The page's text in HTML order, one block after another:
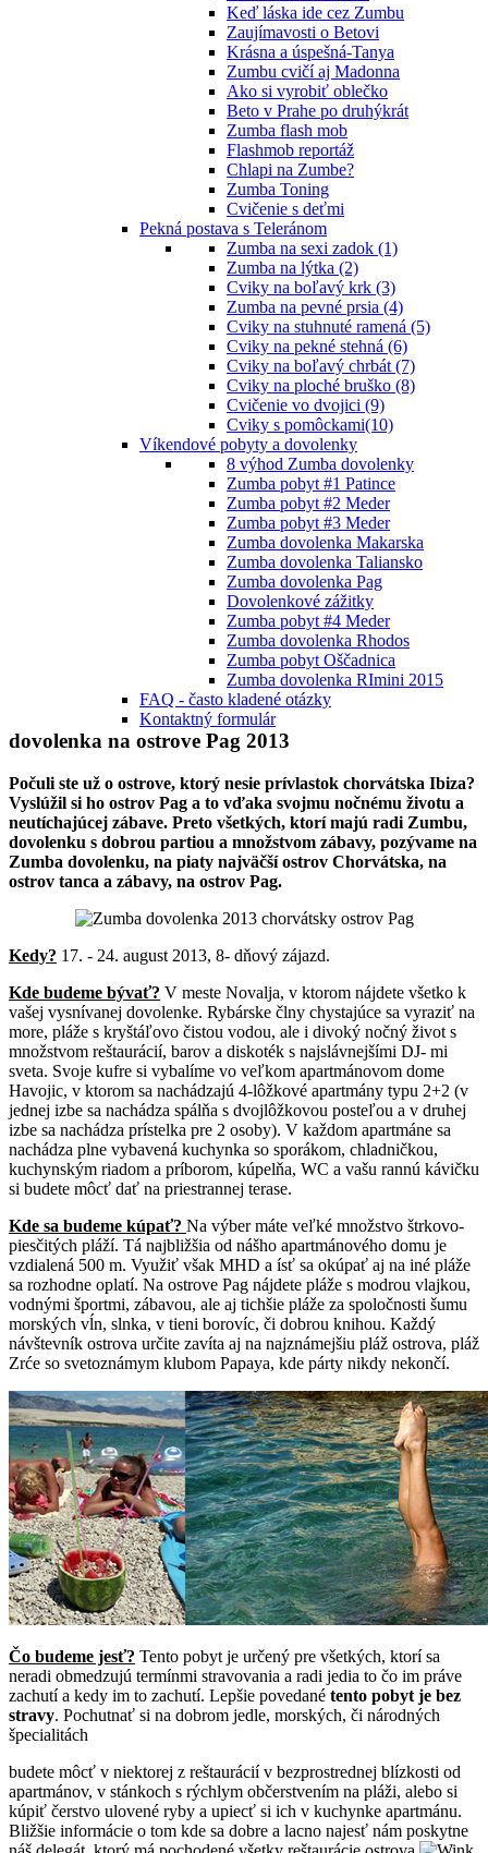
Keď láska ide cez Zumbu
Zaujímavosti o Betovi
Krásna a úspešná-Tanya
Zumbu cvičí aj Madonna
Ako si vyrobiť oblečko
Beto v Prahe po druhýkrát
Zumba flash mob
Flashmob reportáž
Chlapi na Zumbe?
Zumba Toning
Cvičenie s deťmi
Pekná postava s Teleránom
Zumba na sexi zadok (1)
Zumba na lýtka (2)
Cviky na boľavý krk (3)
Zumba na pevné prsia (4)
Cviky na stuhnuté ramená (5)
Cviky na pekné stehná (6)
Cviky na boľavý chrbát (7)
Cviky na ploché bruško (8)
Cvičenie vo dvojici (9)
Cviky s pomôckami(10)
Víkendové pobyty a dovolenky
8 výhod Zumba dovolenky
Zumba pobyt #1 Patince
Zumba pobyt #2 Meder
Zumba pobyt #3 Meder
Zumba dovolenka Makarska
Zumba dovolenka Taliansko
Zumba dovolenka Pag
Dovolenkové zážitky
Zumba pobyt #4 Meder
Zumba dovolenka Rhodos
Zumba pobyt Oščadnica
Zumba dovolenka RImini 2015
FAQ - často kladené otázky
Kontaktný formulár
dovolenka na ostrove Pag 2013
Počuli ste už o ostrove, ktorý nesie prívlastok chorvátska Ibiza?
Vyslúžil si ho ostrov Pag a to vďaka svojmu nočnému životu a
neutíchajúcej zábave. Preto všetkých, ktorí majú radi Zumbu,
dovolenku s dobrou partiou a množstvom zábavy, pozývame na
Zumba dovolenku, na piaty najväčší ostrov Chorvátska, na
ostrov tanca a zábavy, na ostrov Pag.
Kedy? 17. - 24. august 2013, 8- dňový zájazd.
Kde budeme bývať? V meste Novalja, v ktorom nájdete všetko k
vašej vysnívanej dovolenke. Rybárske člny chystajúce sa vyraziť na
more, pláže s kryštáľovo čistou vodou, ale i divoký nočný život s
množstvom reštaurácií, barov a diskoték s najslávnejšími DJ- mi
sveta. Svoje kufre si vybalíme vo veľkom apartmánovom dome
Havojic, v ktorom sa nachádzajú 4-lôžkové apartmány typu 2+2 (v
jednej izbe sa nachádza spálňa s dvojlôžkovou posteľou a v druhej
izbe sa nachádza prístelka pre 2 osoby). V každom apartmáne sa
nachádza plne vybavená kuchynka so sporákom, chladničkou,
kuchynským riadom a príborom, kúpelňa, WC a vašu rannú kávičku
si budete môcť dať na priestrannej terase.
Kde sa budeme kúpať? Na výber máte veľké množstvo štrkovo-
piesčitých pláží. Tá najbližšia od nášho apartmánového domu je
vzdialená 500 m. Využiť však MHD a ísť sa okúpať aj na iné pláže
sa rozhodne oplatí. Na ostrove Pag nájdete pláže s modrou vlajkou,
vodnými športmi, zábavou, ale aj tichšie pláže za spoločnosti šumu
morských vĺn, slnka, v tieni borovíc, či dobrou knihou. Každý
návštevník ostrova určite zavíta aj na najznámejšiu pláž ostrova, pláž
Zrće so svetoznámym klubom Papaya, kde párty nikdy nekončí.
Čo budeme jesť? Tento pobyt je určený pre všetkých, ktorí sa
neradi obmedzujú termínmi stravovania a radi jedia to čo im práve
zachutí a kedy im to zachutí. Lepšie povedané tento pobyt je bez
stravy. Pochutnať si na dobrom jedle, morských, či národných
špecialitách
budete môcť v niektorej z reštaurácií v bezprostrednej blízkosti od
apartmánov, v stánkoch s rýchlym občerstvením na pláži, alebo si
kúpiť čerstvo ulovené ryby a upiecť si ich v kuchynke apartmánu.
Bližšie informácie o tom kde sa dobre a lacno najesť nám poskytne